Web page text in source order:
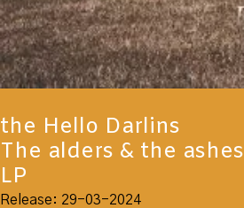
the Hello Darlins
The alders & the ashes
LP
Release: 29-03-2024